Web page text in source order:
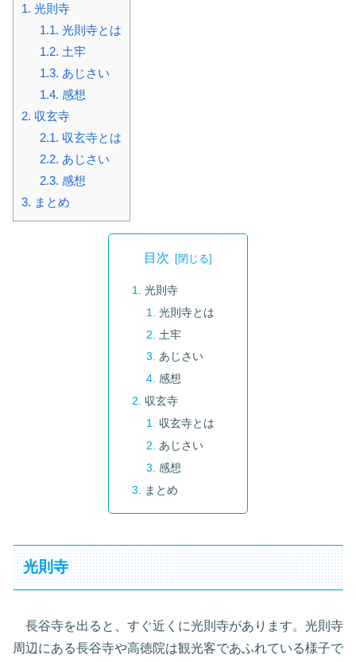
1. 光則寺
1.1. 光則寺とは
1.2. 土牢
1.3. あじさい
1.4. 感想
2. 収玄寺
2.1. 収玄寺とは
2.2. あじさい
2.3. 感想
3. まとめ
目次
光則寺
光則寺とは
土牢
あじさい
感想
収玄寺
収玄寺とは
あじさい
感想
まとめ
光則寺
長谷寺を出ると、すぐ近くに光則寺があります。光則寺
周辺にある長谷寺や高徳院は観光客であふれている様子で